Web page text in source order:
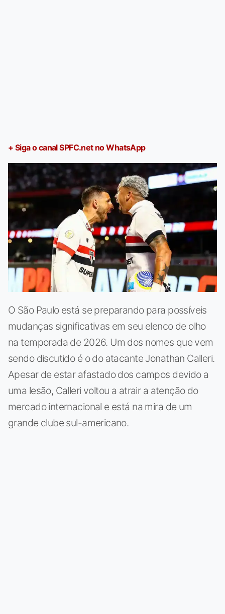
+ Siga o canal SPFC.net no WhatsApp
O São Paulo está se preparando para possíveis
mudanças significativas em seu elenco de olho
na temporada de 2026. Um dos nomes que vem
sendo discutido é o do atacante Jonathan Calleri.
Apesar de estar afastado dos campos devido a
uma lesão, Calleri voltou a atrair a atenção do
mercado internacional e está na mira de um
grande clube sul-americano.